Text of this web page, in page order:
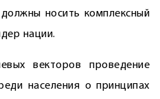
носить комплексный
нации.
векторов проведение
населения о принципах